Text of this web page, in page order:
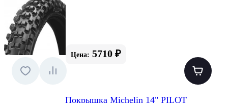
Цена: 5710 ₽
Покрышка Michelin 14" PILOT